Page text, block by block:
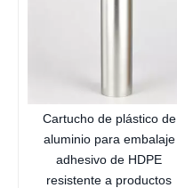
Cartucho de plástico de
aluminio para embalaje
adhesivo de HDPE
resistente a productos